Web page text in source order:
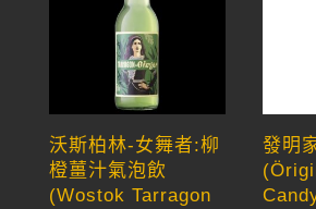
沃斯柏林-女舞者:柳
橙薑汁氣泡飲
(Wostok Tarragon
發明